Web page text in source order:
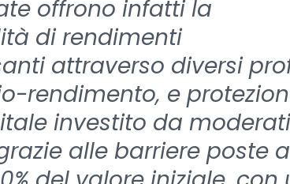
offrono infatti la
di rendimenti
attraverso diversi
rendimento, e
investito da moderati
alle barriere poste